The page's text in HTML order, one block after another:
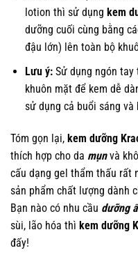
lotion thì sử dụng kem
dưỡng cuối cùng bằng
đậu lớn) lên toàn bộ
Lưu ý:Sử dụng ngón tay
khuôn mặt để kem dễ
sử dụng cả buổi sáng và
Tóm gọn lại, kem dưỡng
thích hợp cho da mụnvà
cấu dạng gel thẩm thấu rất
sản phẩm chất lượng dành
Bạn nào có nhu cầu dưỡng
sùi, lão hóa thì kem dưỡng
đấy!